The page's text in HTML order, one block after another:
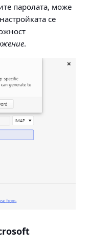
паролата, може
се
.